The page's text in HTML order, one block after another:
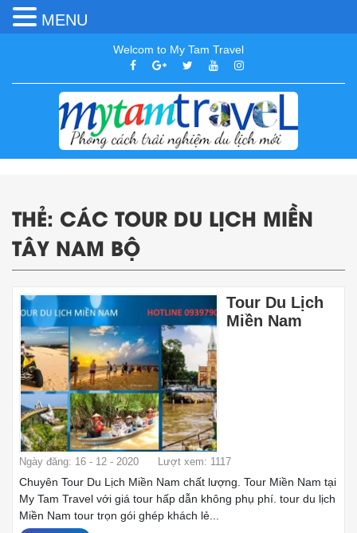
Welcom to My Tam Travel
THẺ: CÁC TOUR DU LỊCH MIỀN
TÂY NAM BỘ
Tour Du Lịch
Miền Nam
Ngày đăng: 16 - 12 - 2020 Lượt xem: 1117
Chuyên Tour Du Lịch Miền Nam chất lượng. Tour Miền Nam tại
My Tam Travel với giá tour hấp dẫn không phụ phí. tour du lịch
Miền Nam tour trọn gói ghép khách lẻ...
MENU